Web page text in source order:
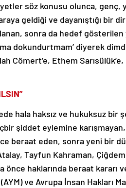
söz konusu olunca, genç,
geldiği ve dayanıştığı bir
sonra da hedef
dokundurtmam’ diyerek
Cömert’e, Ethem
hala haksız ve hukuksuz bir
şiddet eylemine
beraat eden, sonra yeni bir
Tayfun Kahraman,
önce haklarında beraat kararı
ve Avrupa İnsan Hakları